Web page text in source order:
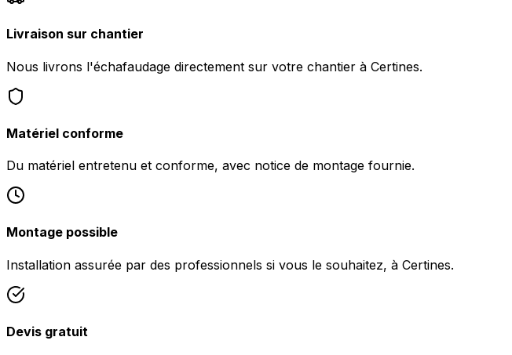
Livraison sur chantier
Nous livrons l'échafaudage directement sur votre chantier à Certines.
Matériel conforme
Du matériel entretenu et conforme, avec notice de montage fournie.
Montage possible
Installation assurée par des professionnels si vous le souhaitez, à Certines.
Devis gratuit